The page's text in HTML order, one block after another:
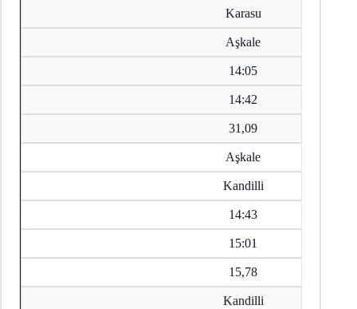
Karasu
Aşkale
14:05
14:42
31,09
Aşkale
Kandilli
14:43
15:01
15,78
Kandilli